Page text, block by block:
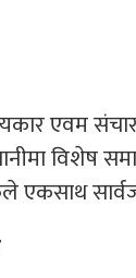
एवम
विशेष
एकसाथ